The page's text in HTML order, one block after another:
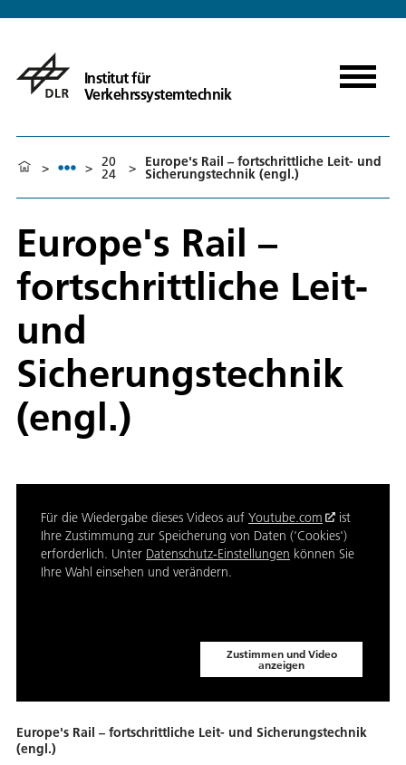
Institut für
Verkehrssystemtechnik
> > 20
24 > Europe's Rail – fortschrittliche Leit- und
Sicherungstechnik (engl.)
Europe's Rail –
fortschrittliche Leit-
und
Sicherungstechnik
(engl.)
Für die Wiedergabe dieses Videos auf Youtube.com
ist
Ihre Zustimmung zur Speicherung von Daten ('Cookies')
erforderlich. Unter Datenschutz-Einstellungen können Sie
Ihre Wahl einsehen und verändern.
Zustimmen und Video
anzeigen
Europe's Rail – fortschrittliche Leit- und Sicherungstechnik
(engl.)